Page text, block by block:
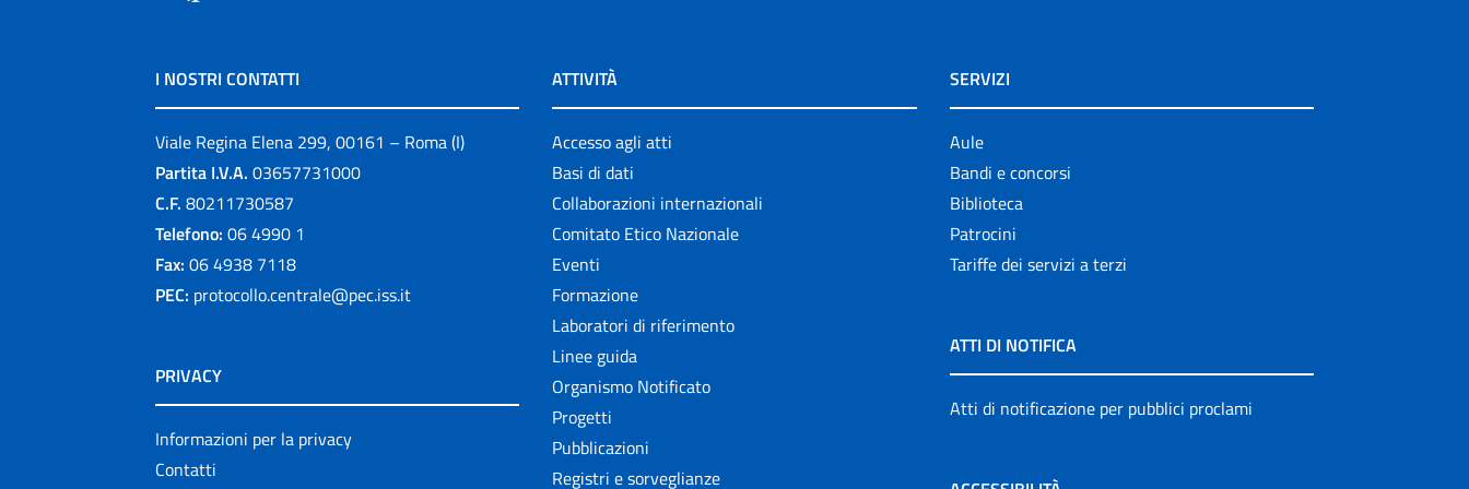
I NOSTRI CONTATTI
Viale Regina Elena 299, 00161 – Roma (I)
Partita I.V.A. 03657731000
C.F. 80211730587
Telefono: 06 4990 1
Fax: 06 4938 7118
PEC: protocollo.centrale@pec.iss.it
PRIVACY
Informazioni per la privacy
Contatti
ATTIVITÀ
Accesso agli atti
Basi di dati
Collaborazioni internazionali
Comitato Etico Nazionale
Eventi
Formazione
Laboratori di riferimento
Linee guida
Organismo Notificato
Progetti
Pubblicazioni
Registri e sorveglianze
SERVIZI
Aule
Bandi e concorsi
Biblioteca
Patrocini
Tariffe dei servizi a terzi
ATTI DI NOTIFICA
Atti di notificazione per pubblici proclami